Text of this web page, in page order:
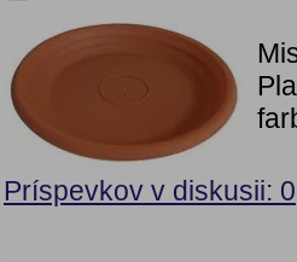
Príspevkov v diskusii: 0